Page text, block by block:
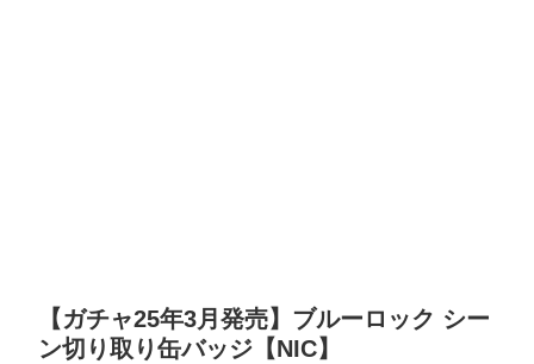
【ガチャ25年3月発売】ブルーロック シー
ン切り取り缶バッジ【NIC】